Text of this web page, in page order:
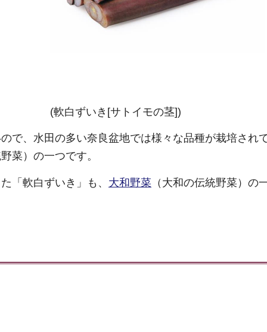
(軟白ずいき[サトイモの茎])
で、水田の多い奈良盆地では様々な品種が栽培されて
菜）の一つです。
「軟白ずいき」も、 大和野菜 （大和の伝統野菜）の